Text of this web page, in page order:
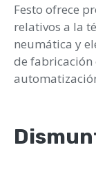
Festo ofrece
relativos a la
neumática y
de fabricación